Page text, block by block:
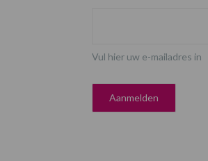
Vul hier uw e-mailadres in